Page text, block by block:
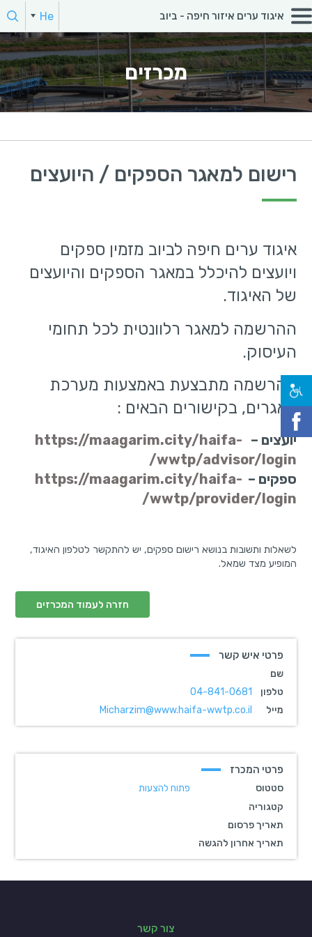
חפש:
הקלד מילת חיפוש
איגוד ערים איזור חיפה - ביוב He
מכרזים
רישום למאגר הספקים / היועצים
איגוד ערים חיפה לביוב מזמין ספקים
ויועצים להיכלל במאגר הספקים והיועצים
של האיגוד.
ההרשמה למאגר רלוונטית לכל תחומי
העיסוק.
ההרשמה מתבצעת באמצעות מערכת
מאגרים, בקישורים הבאים :
יועצים – https://maagarim.city/haifa-
wwtp/advisor/login/
ספקים – https://maagarim.city/haifa-
wwtp/provider/login/
לשאלות ותשובות בנושא רישום ספקים, יש להתקשר לטלפון האיגוד,
המופיע מצד שמאל.
חזרה לעמוד המכרזים
פרטי איש קשר
שם
טלפון
מייל
04-841-0681
Micharzim@www.haifa-wwtp.co.il
פרטי המכרז
סטטוס
קטגוריה
תאריך פרסום
תאריך אחרון להגשה
פתוח להצעות
צור קשר